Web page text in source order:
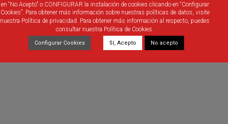
en “No Acepto" o CONFIGURAR la instalación de cookies clicando en “Configurar
Cookies”. Para obtener más información sobre nuestras políticas de datos, visite
nuestra Política de privacidad. Para obtener más información al respecto, puedes
consultar nuestra Política de Cookies.
Configurar Cookies Sí, Acepto No acepto